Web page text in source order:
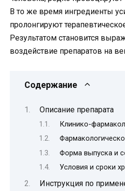
В то же время ингредиенты
пролонгируют
Результатом становится
воздействие препаратов на
Содержание
Описание препарата
Клинико-
Форма выпуска и
Условия и сроки
Инструкция по